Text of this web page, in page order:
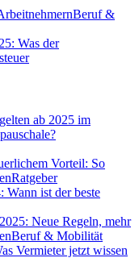
Beruf &
Was der
ab 2025 im
Vorteil: So
Ratgeber
Wann ist der beste
Neue Regeln, mehr
Beruf & Mobilität
Vermieter jetzt wissen